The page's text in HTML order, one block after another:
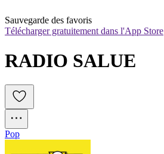
Sauvegarde des favoris
Télécharger gratuitement dans l'App Store
RADIO SALUE
Pop